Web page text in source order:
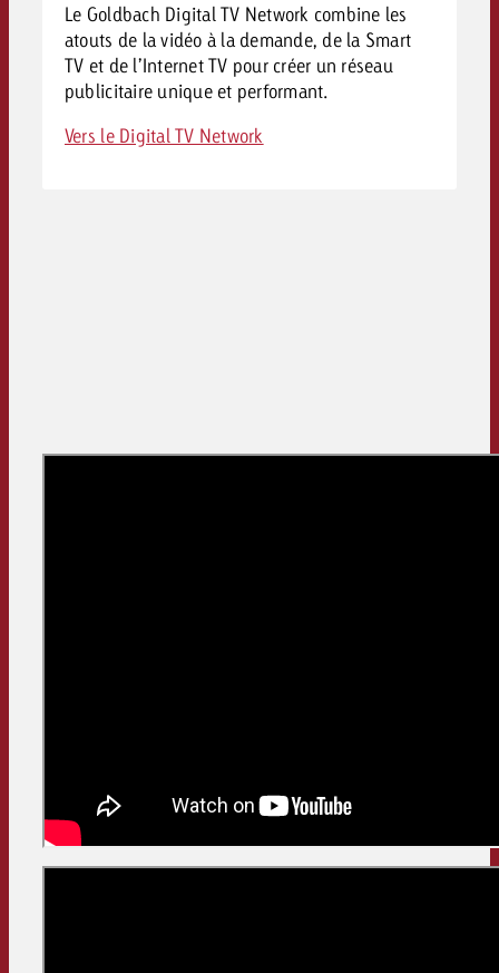
Le Goldbach Digital TV Network combine les
atouts de la vidéo à la demande, de la Smart
TV et de l’Internet TV pour créer un réseau
publicitaire unique et performant.
Vers le Digital TV Network